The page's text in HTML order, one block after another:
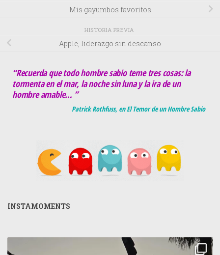
Mis gayumbos favoritos
HISTORIA PREVIA
Apple, liderazgo sin descanso
“Recuerda que todo hombre sabio teme tres cosas: la
tormenta en el mar, la noche sin luna y la ira de un
hombre amable… ”
Patrick Rothfuss, en El Temor de un Hombre Sabio
INSTAMOMENTS